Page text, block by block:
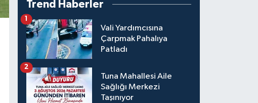
Trend Haberler
Vali Yardımcısına
Çarpmak Pahalıya
Patladı
1
Tuna Mahallesi Aile
Sağlığı Merkezi
Taşınıyor
2